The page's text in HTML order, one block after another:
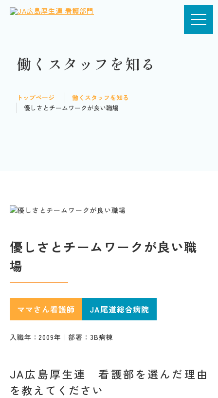
働くスタッフを知る
トップページ
働くスタッフを知る
優しさとチームワークが良い職場
優しさとチームワークが良い職
場
ママさん看護師 JA尾道総合病院
入職年：2009年｜部署：3B病棟
JA広島厚生連 看護部を選んだ理由
を教えてください